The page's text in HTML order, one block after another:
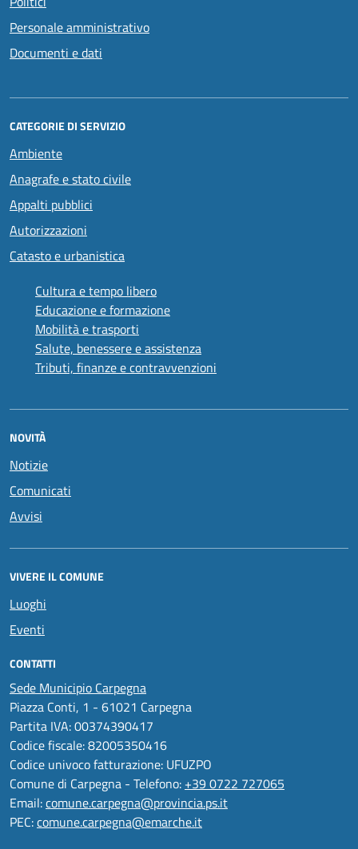
Personale amministrativo
Documenti e dati
CATEGORIE DI SERVIZIO
Ambiente
Anagrafe e stato civile
Appalti pubblici
Autorizzazioni
Catasto e urbanistica
Cultura e tempo libero
Educazione e formazione
Mobilità e trasporti
Salute, benessere e assistenza
Tributi, finanze e contravvenzioni
NOVITÀ
Notizie
Comunicati
Avvisi
VIVERE IL COMUNE
Luoghi
Eventi
CONTATTI
Sede Municipio Carpegna
Piazza Conti, 1 - 61021 Carpegna
Partita IVA: 00374390417
Codice fiscale: 82005350416
Codice univoco fatturazione: UFUZPO
Comune di Carpegna - Telefono: +39 0722 727065
Email:comune.carpegna@provincia.ps.it
PEC:comune.carpegna@emarche.it